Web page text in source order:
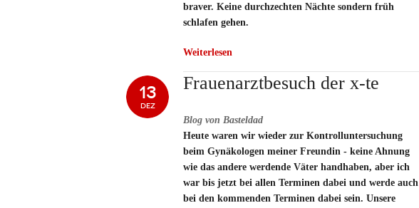
braver. Keine durchzechten Nächte sondern früh
schlafen gehen.
Weiterlesen
Frauenarztbesuch der x-te
Blog von Basteldad
Heute waren wir wieder zur Kontrolluntersuchung
beim Gynäkologen meiner Freundin - keine Ahnung
wie das andere werdende Väter handhaben, aber ich
war bis jetzt bei allen Terminen dabei und werde auch
bei den kommenden Terminen dabei sein. Unsere
13
DEZ